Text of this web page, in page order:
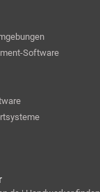
Software